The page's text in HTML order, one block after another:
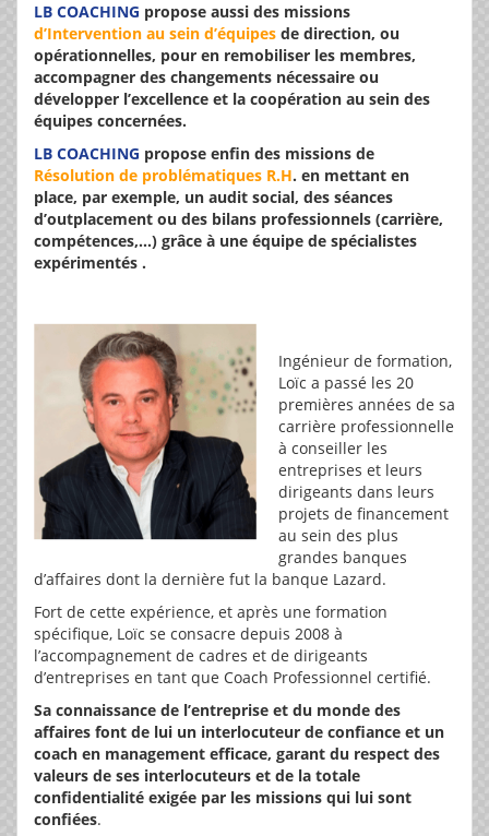
LB COACHING propose aussi des missions
d’Intervention au sein d’équipes de direction, ou
opérationnelles, pour en remobiliser les membres,
accompagner des changements nécessaire ou
développer l’excellence et la coopération au sein des
équipes concernées.
LB COACHING propose enfin des missions de
Résolution de problématiques R.H. en mettant en
place, par exemple, un audit social, des séances
d’outplacement ou des bilans professionnels (carrière,
compétences,…) grâce à une équipe de spécialistes
expérimentés .
Ingénieur de formation,
Loïc a passé les 20
premières années de sa
carrière professionnelle
à conseiller les
entreprises et leurs
dirigeants dans leurs
projets de financement
au sein des plus
grandes banques
d’affaires dont la dernière fut la banque Lazard.
Fort de cette expérience, et après une formation
spécifique, Loïc se consacre depuis 2008 à
l’accompagnement de cadres et de dirigeants
d’entreprises en tant que Coach Professionnel certifié.
Sa connaissance de l’entreprise et du monde des
affaires font de lui un interlocuteur de confiance et un
coach en management efficace, garant du respect des
valeurs de ses interlocuteurs et de la totale
confidentialité exigée par les missions qui lui sont
confiées.